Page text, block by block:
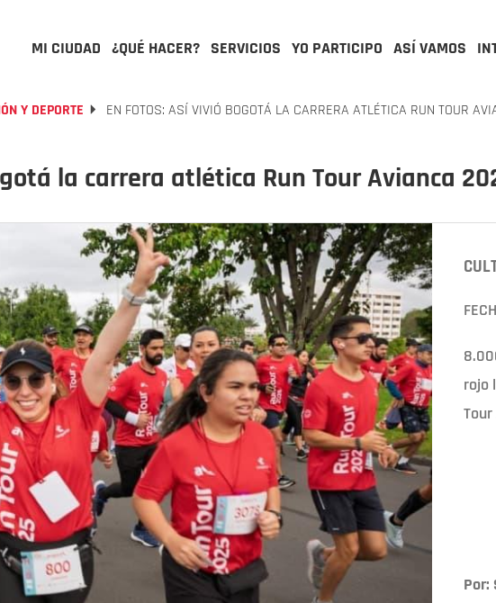
MI CIUDAD ¿QUÉ HACER? SERVICIOS YO PARTICIPO ASÍ VAMOS
Y DEPORTE EN FOTOS: ASÍ VIVIÓ BOGOTÁ LA CARRERA ATLÉTICA RUN TOUR
la carrera atlética Run Tour Avianca
rojo
Por: